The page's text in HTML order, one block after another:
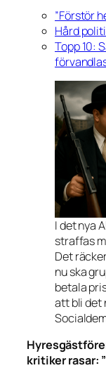
”Förstör
Hård
Topp 10:
I det nya
straffas
Det
nu ska
betala
att bli det
kritiker rasar: